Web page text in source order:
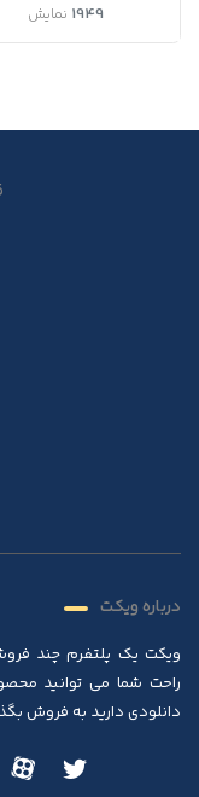
1949 نمایش
درباره ویکت
ویکت یک پلتفرم چند
راحت شما می توانید
دانلودی دارید به فروش